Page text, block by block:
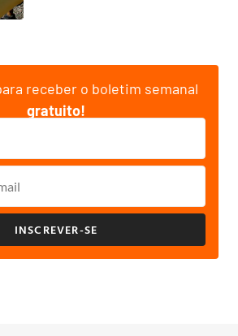
receber o boletim semanal
gratuito!
INSCREVER-SE